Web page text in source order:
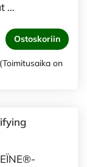
…
Ostoskoriin
on